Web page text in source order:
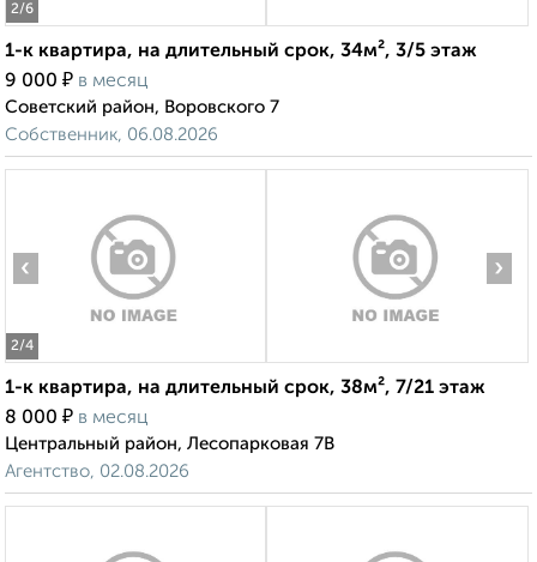
2/6
1-к квартира, на длительный срок, 34м², 3/5 этаж
9 000 ₽ в месяц
Советский район, Воровского 7
Собственник, 06.08.2026
2/4
‹ ›
1-к квартира, на длительный срок, 38м², 7/21 этаж
8 000 ₽ в месяц
Центральный район, Лесопарковая 7В
Агентство, 02.08.2026